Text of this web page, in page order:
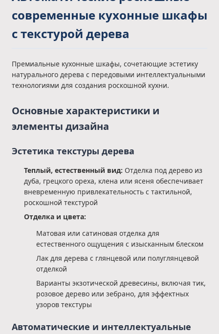
современные кухонные шкафы
с текстурой дерева
Премиальные кухонные шкафы, сочетающие эстетику
натурального дерева с передовыми интеллектуальными
технологиями для создания роскошной кухни.
Основные характеристики и
элементы дизайна
Эстетика текстуры дерева
Теплый, естественный вид: Отделка под дерево из
дуба, грецкого ореха, клена или ясеня обеспечивает
вневременную привлекательность с тактильной,
роскошной текстурой
Отделка и цвета:
Матовая или сатиновая отделка для
естественного ощущения с изысканным блеском
Лак для дерева с глянцевой или полуглянцевой
отделкой
Варианты экзотической древесины, включая тик,
розовое дерево или зебрано, для эффектных
узоров текстуры
Автоматические и интеллектуальные